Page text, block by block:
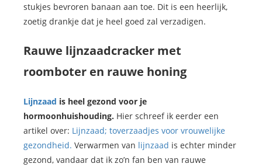
stukjes bevroren banaan aan toe. Dit is een heerlijk,
zoetig drankje dat je heel goed zal verzadigen.
Rauwe lijnzaadcracker met
roomboter en rauwe honing
Lijnzaad is heel gezond voor je
hormoonhuishouding. Hier schreef ik eerder een
artikel over: Lijnzaad; toverzaadjes voor vrouwelijke
gezondheid. Verwarmen van lijnzaad is echter minder
gezond, vandaar dat ik zo’n fan ben van rauwe